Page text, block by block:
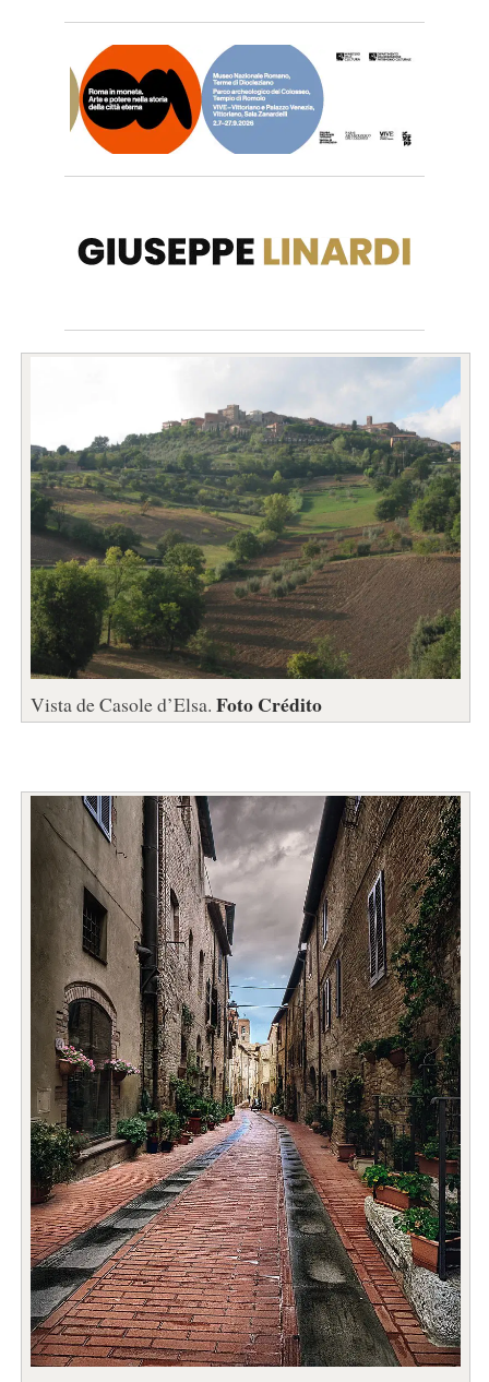
Vista de Casole d’Elsa. Foto Crédito